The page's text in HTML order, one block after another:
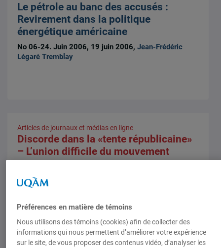
Le pétrole au banc des accusés :
Revirement dans la politique
énergétique américaine
No 06-24. Juin 2006, 19 juin 2006,Jean-Frédéric
Légaré Tremblay
Articles de journaux et médias en ligne
Discorde dans la «tente républicaine»
– L’union difficile du mouvement
conservateur
Le Devoir, 8 février 2006,
Tremblay
Préférences en matière de témoins
Nous utilisons des témoins (cookies) afin de collecter des
informations qui nous permettent d’améliorer votre expérience
sur le site, de vous proposer des contenus vidéo, d’analyser les